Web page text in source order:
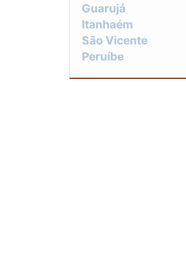
Guarujá
Itanhaém
São Vicente
Peruíbe